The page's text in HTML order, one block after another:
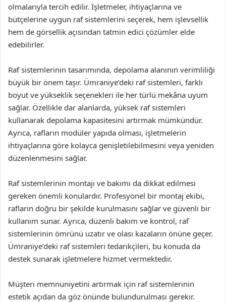
olmalarıyla tercih edilir. İşletmeler, ihtiyaçlarına ve
bütçelerine uygun raf sistemlerini seçerek, hem işlevsellik
hem de görsellik açısından tatmin edici çözümler elde
edebilirler.
Raf sistemlerinin tasarımında, depolama alanının verimliliği
büyük bir önem taşır. Ümraniye’deki raf sistemleri, farklı
boyut ve yükseklik seçenekleri ile her türlü mekâna uyum
sağlar. Özellikle dar alanlarda, yüksek raf sistemleri
kullanarak depolama kapasitesini artırmak mümkündür.
Ayrıca, rafların modüler yapıda olması, işletmelerin
ihtiyaçlarına göre kolayca genişletilebilmesini veya yeniden
düzenlenmesini sağlar.
Raf sistemlerinin montajı ve bakımı da dikkat edilmesi
gereken önemli konulardır. Profesyonel bir montaj ekibi,
rafların doğru bir şekilde kurulmasını sağlar ve güvenli bir
kullanım sunar. Ayrıca, düzenli bakım ve kontrol, raf
sistemlerinin ömrünü uzatır ve olası kazaların önüne geçer.
Ümraniye’deki raf sistemleri tedarikçileri, bu konuda da
destek sunarak işletmelere hizmet vermektedir.
Müşteri memnuniyetini artırmak için raf sistemlerinin
estetik açıdan da göz önünde bulundurulması gerekir.